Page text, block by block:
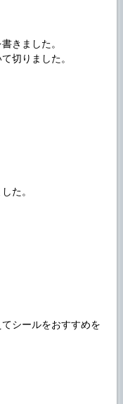
きました。
切りました。
た。
シールをおすすめを